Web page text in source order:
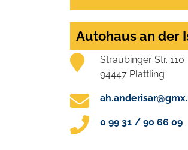
Autohaus an der
Straubinger Str. 110
94447 Plattling
0 99 31 / 90 66 09